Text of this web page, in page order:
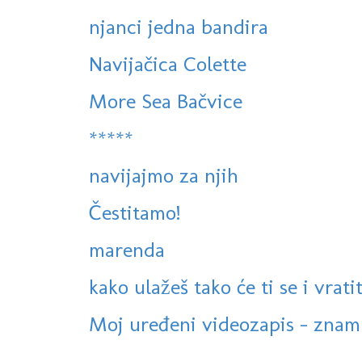
njanci jedna bandira
Navijačica Colette
More Sea Bačvice
*****
navijajmo za njih
Čestitamo!
marenda
kako ulažeš tako će ti se i
Moj uređeni videozapis -